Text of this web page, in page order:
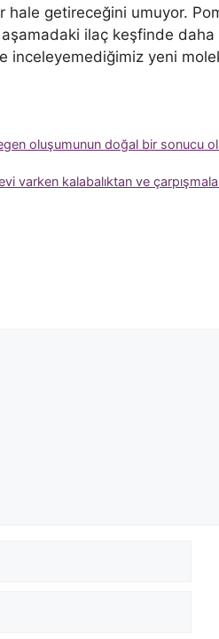
getireceğini umuyor.
ilaç keşfinde daha
yeni
oluşumunun doğal bir sonucu
varken kalabalıktan ve